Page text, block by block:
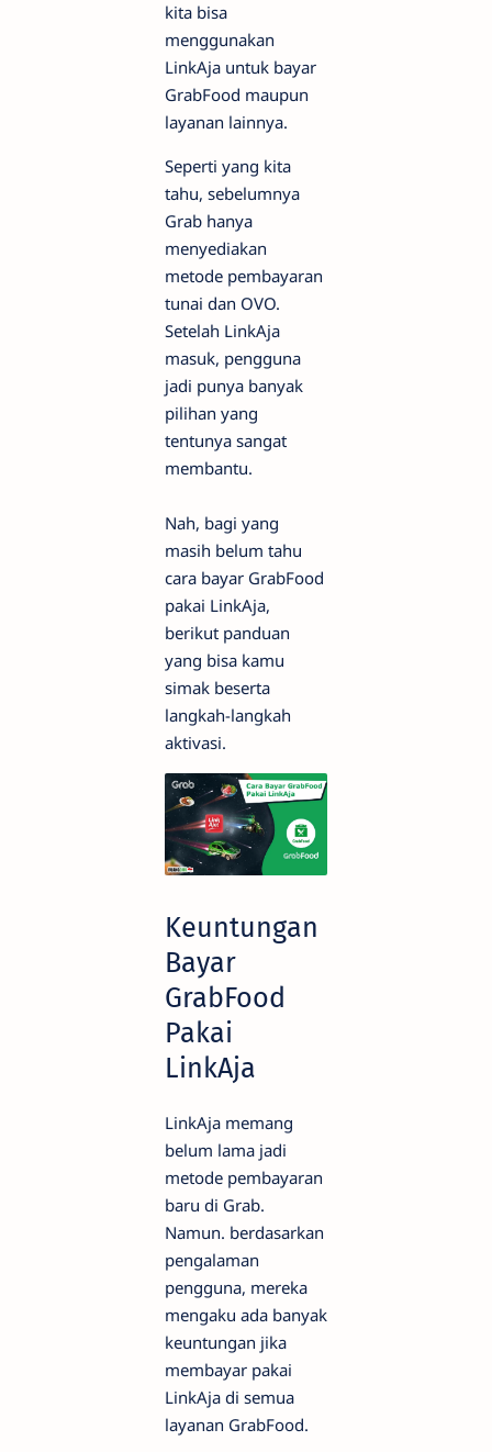
kita bisa
menggunakan
LinkAja untuk bayar
GrabFood maupun
layanan lainnya.
Seperti yang kita
tahu, sebelumnya
Grab hanya
menyediakan
metode pembayaran
tunai dan OVO.
Setelah LinkAja
masuk, pengguna
jadi punya banyak
pilihan yang
tentunya sangat
membantu.
Nah, bagi yang
masih belum tahu
cara bayar GrabFood
pakai LinkAja,
berikut panduan
yang bisa kamu
simak beserta
langkah-langkah
aktivasi.
Keuntungan
Bayar
GrabFood
Pakai
LinkAja
LinkAja memang
belum lama jadi
metode pembayaran
baru di Grab.
Namun. berdasarkan
pengalaman
pengguna, mereka
mengaku ada banyak
keuntungan jika
membayar pakai
LinkAja di semua
layanan GrabFood.